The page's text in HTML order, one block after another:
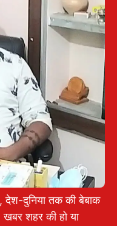
दुनिया तक की बेबाक
शहर की हो या